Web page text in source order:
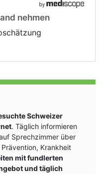
nehmen
Schweizer
. Täglich informieren
Sprechzimmer über
Krankheit
mit fundlerten
und täglich